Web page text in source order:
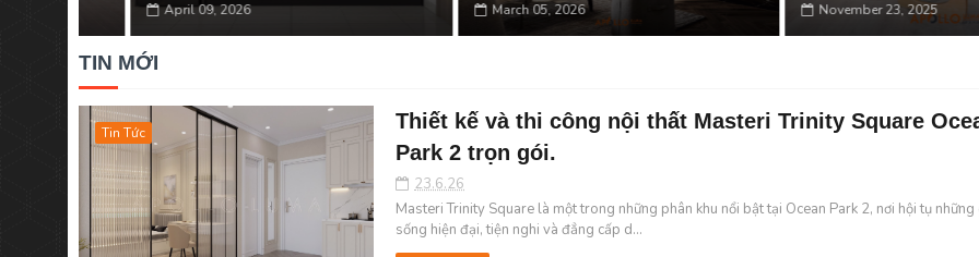
April 09, 2026 March 05, 2026 November 23, 2025
TIN MỚI
Tin Tức
Thiết kế và thi công nội thất Masteri Trinity Square
Park 2 trọn gói.
23.6.26
Masteri Trinity Square là một trong những phân khu nổi bật tại Ocean Park 2, nơi hội tụ những
sống hiện đại, tiện nghi và đẳng cấp d...